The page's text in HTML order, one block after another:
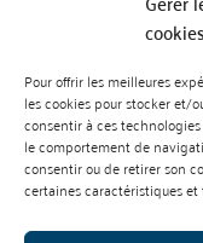
cookies
Pour offrir les meilleures
les cookies pour stocker et/
consentir à ces
le comportement de
consentir ou de retirer son
certaines caractéristiques et
BP 70023